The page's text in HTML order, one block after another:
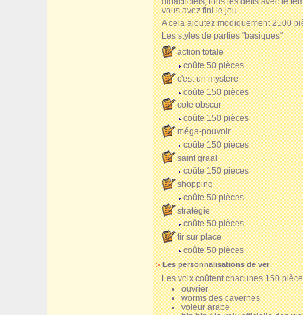
vous avez fini le jeu.
A cela ajoutez modiquement 2500
Les styles de parties "basiques"
action totale
coûte 50 pièces
c'est un mystère
coûte 150 pièces
coté obscur
coûte 150 pièces
méga-pouvoir
coûte 150 pièces
saint graal
coûte 150 pièces
shopping
coûte 50 pièces
stratégie
coûte 50 pièces
tir sur place
coûte 50 pièces
Les personnalisations de ver
Les voix coûtent chacunes 150
ouvrier
worms des cavernes
voleur arabe